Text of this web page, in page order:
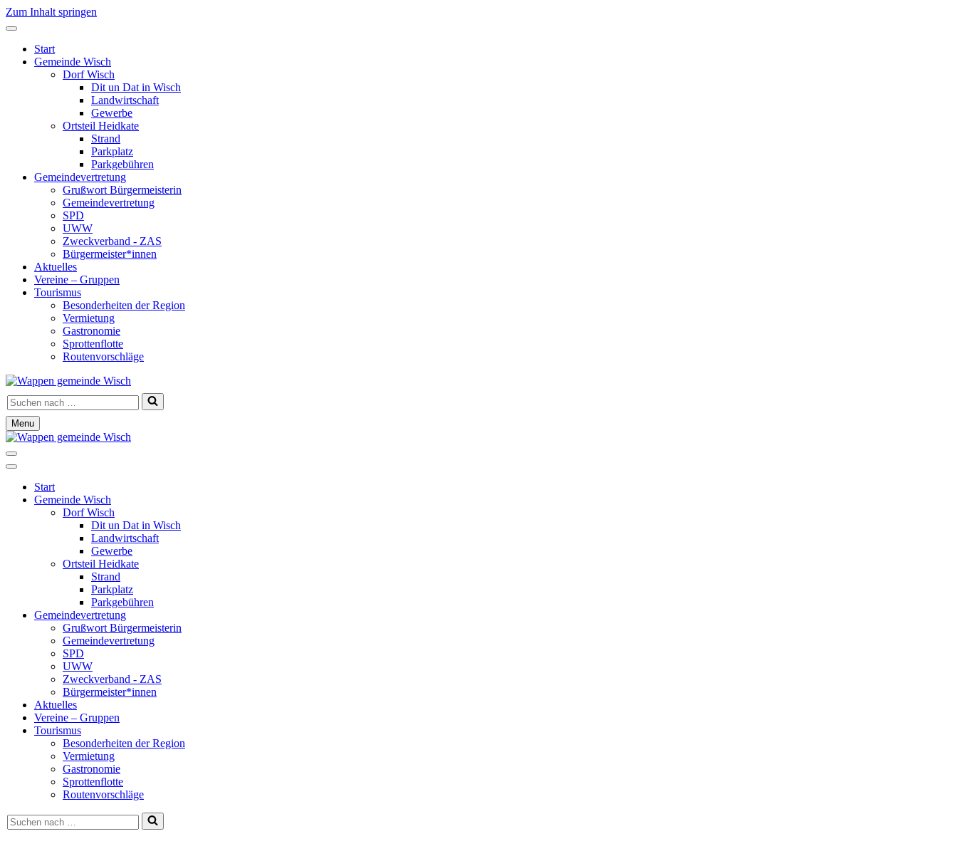
Zum Inhalt springen
Start
Gemeinde Wisch
Dorf Wisch
Dit un Dat in Wisch
Landwirtschaft
Gewerbe
Ortsteil Heidkate
Strand
Parkplatz
Parkgebühren
Gemeindevertretung
Grußwort Bürgermeisterin
Gemeindevertretung
SPD
UWW
Zweckverband - ZAS
Bürgermeister*innen
Aktuelles
Vereine – Gruppen
Tourismus
Besonderheiten der Region
Vermietung
Gastronomie
Sprottenflotte
Routenvorschläge
Suchen
nach …
Menu
Navigationsmenü
Navigationsmenü
Start
Gemeinde Wisch
Dorf Wisch
Dit un Dat in Wisch
Landwirtschaft
Gewerbe
Ortsteil Heidkate
Strand
Parkplatz
Parkgebühren
Gemeindevertretung
Grußwort Bürgermeisterin
Gemeindevertretung
SPD
UWW
Zweckverband - ZAS
Bürgermeister*innen
Aktuelles
Vereine – Gruppen
Tourismus
Besonderheiten der Region
Vermietung
Gastronomie
Sprottenflotte
Routenvorschläge
Suchen
nach …